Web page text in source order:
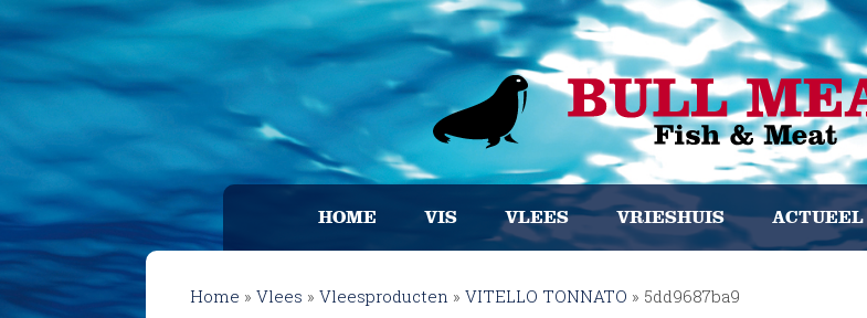
HOME VIS VLEES VRIESHUIS ACTUEEL
Home » Vlees » Vleesproducten » VITELLO TONNATO » 5dd9687ba9